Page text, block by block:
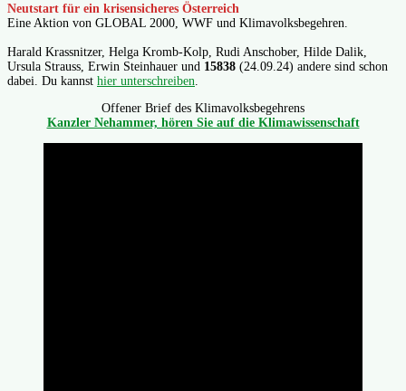
Neutstart für ein krisensicheres Österreich
Eine Aktion von GLOBAL 2000, WWF und Klimavolksbegehren.
Harald Krassnitzer, Helga Kromb-Kolp, Rudi Anschober, Hilde Dalik,
Ursula Strauss, Erwin Steinhauer und 15838 (24.09.24) andere sind schon
dabei. Du kannst hier unterschreiben
Offener Brief des Klimavolksbegehrens
Kanzler Nehammer, hören Sie auf die Klimawissenschaft